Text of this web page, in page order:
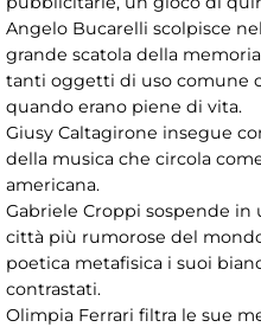
Angelo Bucarelli scolpisce
grande scatola della
tanti oggetti di uso comune
quando erano piene di vita.
Giusy Caltagirone insegue
della musica che circola
americana.
Gabriele Croppi sospende in
città più rumorose del
poetica metafisica i suoi
contrastati.
Olimpia Ferrari filtra le sue